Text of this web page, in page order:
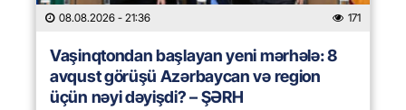
08.08.2026 - 21:36 171
Vaşinqtondan başlayan yeni mərhələ: 8
avqust görüşü Azərbaycan və region
üçün nəyi dəyişdi? – ŞƏRH